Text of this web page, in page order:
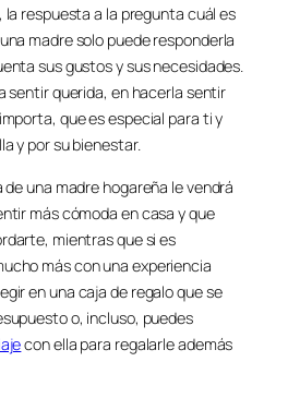
la respuesta a la pregunta cuál es
madre solo puede responderla
sus gustos y sus necesidades.
sentir querida, en hacerla sentir
que es especial para ti y
y por su bienestar.
una madre hogareña le vendrá
más cómoda en casa y que
mientras que si es
más con una experiencia
en una caja de regalo que se
o, incluso, puedes
con ella para regalarle además